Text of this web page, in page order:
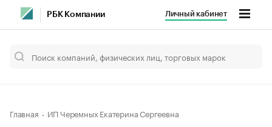
РБК Компании Личный кабинет
Главная ИП Черемных Екатерина Сергеевна